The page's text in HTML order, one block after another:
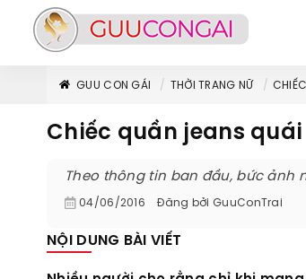
GUU CON GÁI THỜI TRANG NỮ
Chiếc quần jeans
Theo thông tin ban đầu, bức ảnh
04/06/2016 Đăng bởi GuuConTrai
NỘI DUNG BÀI VIẾT